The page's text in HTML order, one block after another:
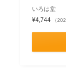
いろは堂
¥4,744
（